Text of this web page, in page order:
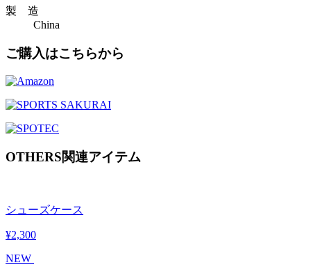
製 造
China
ご購入はこちらから
OTHERS関連アイテム
シューズケース
¥2,300
NEW